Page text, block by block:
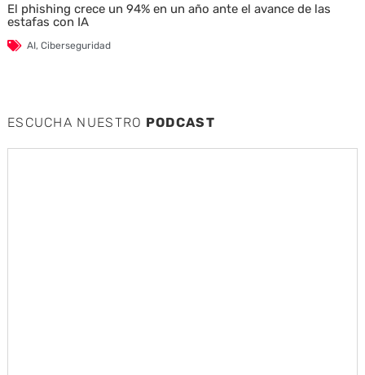
El phishing crece un 94% en un año ante el avance de las
estafas con IA
AI, Ciberseguridad
ESCUCHA NUESTRO PODCAST